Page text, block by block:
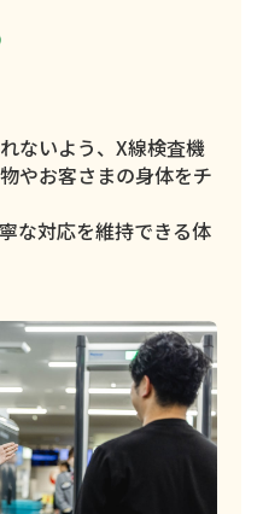
ないよう、X線検査機
やお客さまの身体をチ
な対応を維持できる体